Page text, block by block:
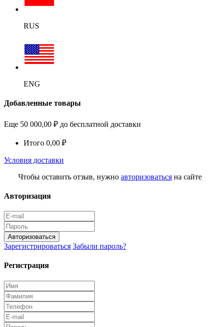
RUS
ENG
Добавленные товары
Еще 50 000,00 ₽ до бесплатной доставки
Итого 0,00 ₽
Условия доставки
Чтобы оставить отзыв, нужно авторизоваться на сайте
Авторизация
Авторизоваться
Зарегистрироваться Забыли пароль?
Регистрация